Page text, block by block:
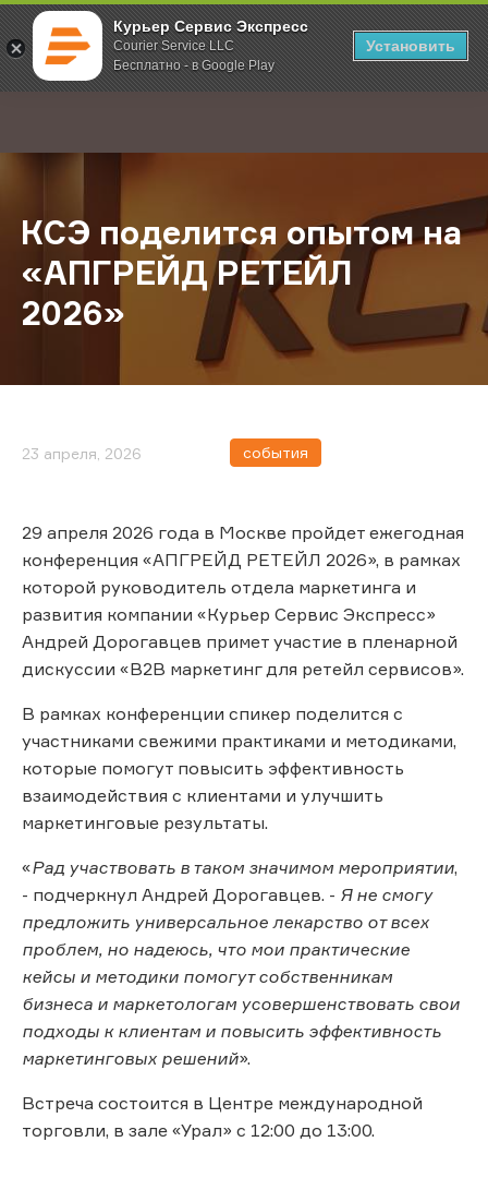
Курьер Сервис Экспресс
Courier Service LLC
Бесплатно - в Google Play
Установить
; Главная О компании Новости КСЭ поделится опытом на
КСЭ поделится опытом на
«АПГРЕЙД РЕТЕЙЛ
2026»
23 апреля, 2026 события
29 апреля 2026 года в Москве пройдет ежегодная
конференция «АПГРЕЙД РЕТЕЙЛ 2026», в рамках
которой руководитель отдела маркетинга и
развития компании «Курьер Сервис Экспресс»
Андрей Дорогавцев примет участие в пленарной
дискуссии «B2B маркетинг для ретейл сервисов».
В рамках конференции спикер поделится с
участниками свежими практиками и методиками,
которые помогут повысить эффективность
взаимодействия с клиентами и улучшить
маркетинговые результаты.
«Рад участвовать в таком значимом мероприятии,
- подчеркнул Андрей Дорогавцев. - Я не смогу
предложить универсальное лекарство от всех
проблем, но надеюсь, что мои практические
кейсы и методики помогут собственникам
бизнеса и маркетологам усовершенствовать свои
подходы к клиентам и повысить эффективность
маркетинговых решений».
Встреча состоится в Центре международной
торговли, в зале «Урал» с 12:00 до 13:00.